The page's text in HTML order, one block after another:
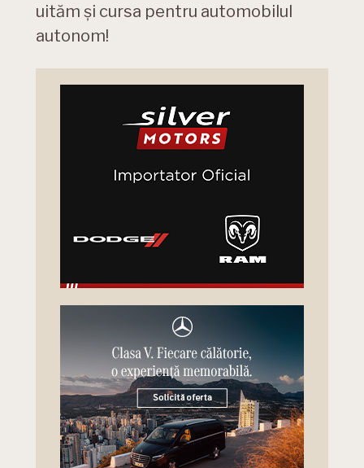
uităm și cursa pentru automobilul
autonom!